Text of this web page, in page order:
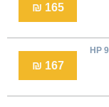
165 ₪
167 ₪